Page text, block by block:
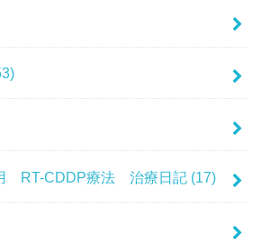
RT-CDDP療法 治療日記 (17)